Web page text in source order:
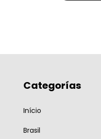
Categorías
Início
Brasil